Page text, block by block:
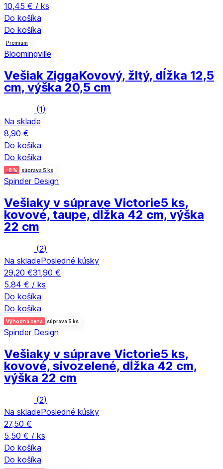
10,45 € / ks
Do košíka
Do košíka
Premium
Bloomingville
Vešiak ZiggaKovový, žltý, dĺžka 12,5
cm, výška 20,5 cm
(1)
Na sklade
8,90 €
Do košíka
Do košíka
-8 % súprava 5 ks
Spinder Design
Vešiaky v súprave Victorie5 ks,
kovové, taupe, dĺžka 42 cm, výška
22 cm
(2)
Na skladePosledné kúsky
29,20 €31,90 €
5,84 € / ks
Do košíka
Do košíka
Výhodná cena súprava 5 ks
Spinder Design
Vešiaky v súprave Victorie5 ks,
kovové, sivozelené, dĺžka 42 cm,
výška 22 cm
(2)
Na skladePosledné kúsky
27,50 €
5,50 € / ks
Do košíka
Do košíka